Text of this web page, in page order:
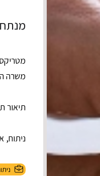
משרה
תיאור
ניתוח,